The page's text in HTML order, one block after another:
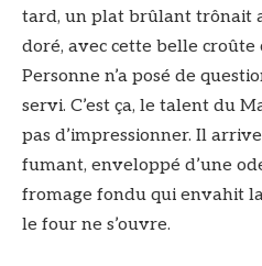
tard, un plat brûlant trônait
doré, avec cette belle croûte
Personne n’a posé de
servi. C’est ça, le talent du
pas d’impressionner. Il
fumant, enveloppé d’une
fromage fondu qui envahit
le four ne s’ouvre.